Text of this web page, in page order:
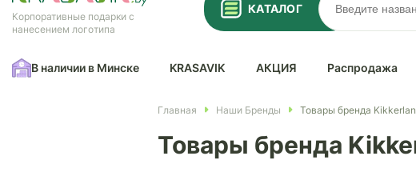
Корпоративные подарки с
нанесением логотипа
КАТАЛОГ
В наличии в Минске KRASAVIK АКЦИЯ Распродажа
Главная Наши Бренды Товары бренда
Товары бренда